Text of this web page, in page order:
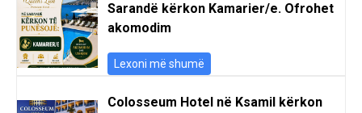
Sarandë kërkon Kamarier/e. Ofrohet
akomodim
Lexoni më shumë
Colosseum Hotel në Ksamil kërkon